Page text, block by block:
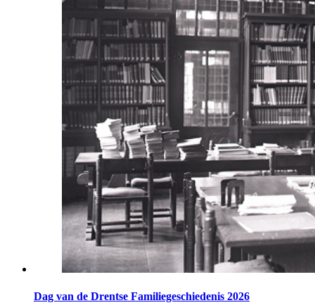
Dag van de Drentse Familiegeschiedenis 2026